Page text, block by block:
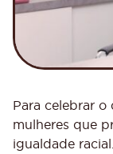
Para celebrar
mulheres que
igualdade racial.